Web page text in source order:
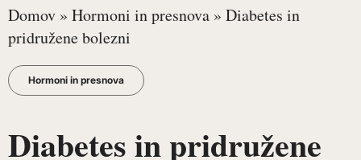
Domov » Hormoni in presnova » Diabetes in
pridružene bolezni
Hormoni in presnova
Diabetes in pridružene